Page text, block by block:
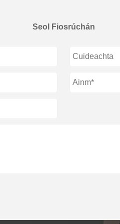
Seol Fiosrúchán